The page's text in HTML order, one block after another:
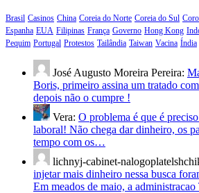
Brasil Casinos China Coreia do Norte Coreia do Sul
Espanha EUA Filipinas França Governo Hong Kong
Pequim Portugal Protestos Tailândia Taiwan Vacina Índia
José Augusto Moreira Pereira:
Boris, primeiro assina um tratado
depois não o cumpre !
Vera: O problema é que é
laboral! Não chega dar dinheiro, os
tempo com os…
lichnyj-cabinet-
injetar mais dinheiro nessa busca
Em meados de maio, a